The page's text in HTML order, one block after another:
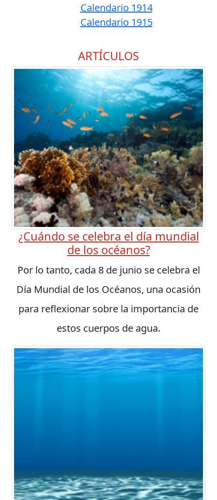
Calendario 1914
Calendario 1915
ARTÍCULOS
¿Cuándo se celebra el día mundial
de los océanos?
Por lo tanto, cada 8 de junio se celebra el
Día Mundial de los Océanos, una ocasión
para reflexionar sobre la importancia de
estos cuerpos de agua.